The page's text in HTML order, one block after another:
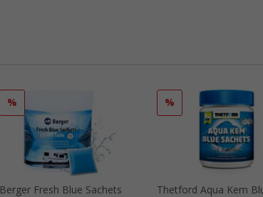
%
Berger Fresh Blue Sachets
%
Thetford Aqua Kem